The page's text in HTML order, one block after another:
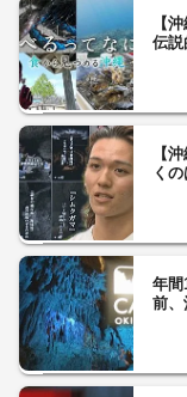
【
伝説
【
く
年
前、